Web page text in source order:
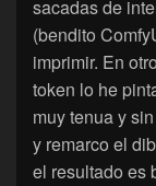
sacadas de
(bendito
imprimir. En
token lo he
muy tenua y
y remarco el
el resultado es